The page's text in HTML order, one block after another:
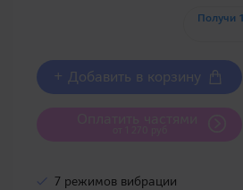
Получи
+ Добавить в корзину
7 режимов вибрации